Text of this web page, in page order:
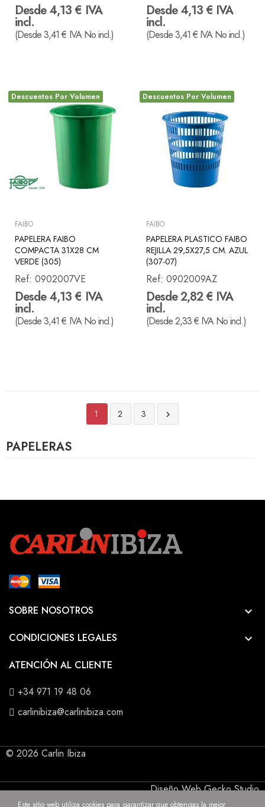
PAPELERAS
Desde 4,13 € IVA
incl.
(Desde 3,41 € IVA No incl.)
Desde 4,13 € IVA
incl.
(Desde 3,41 € IVA No incl.)
Descuentos Por Volumen
FAIBO
PAPELERA FAIBO
COMPACTA 31X28 CM
VERDE (305)
Ref: 0902007VE
Desde 4,13 € IVA
incl.
(Desde 3,41 € IVA No incl.)
Descuentos Por Volumen
FAIBO
PAPELERA PLASTICO FAIBO
REJILLA 29,5X27,5 CM. AZUL
(307-07)
Ref: 0902009AZ
Desde 2,82 € IVA
incl.
(Desde 2,33 € IVA No incl.)
1 2 3 
SOBRE NOSOTROS 
CONDICIONES LEGALES 
ATENCIÓN AL CLIENTE
+34 971 19 48 06
carlinibiza@carlinibiza.com
© 2026 Carlin Ibiza
Diseño Web Gecko Studio
Este sitio web utiliza cookies para garantizar que obtengas la mejor